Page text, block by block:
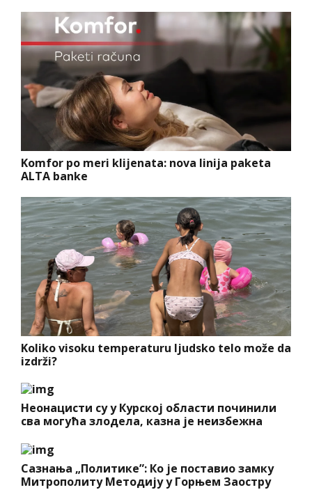
Komfor po meri klijenata: nova linija paketa
ALTA banke
Koliko visoku temperaturu ljudsko telo može da
izdrži?
Неонацисти су у Курској области починили
сва могућа злодела, казна је неизбежна
Сазнања „Политике”: Ко је поставио замку
Митрополиту Методију у Горњем Заостру